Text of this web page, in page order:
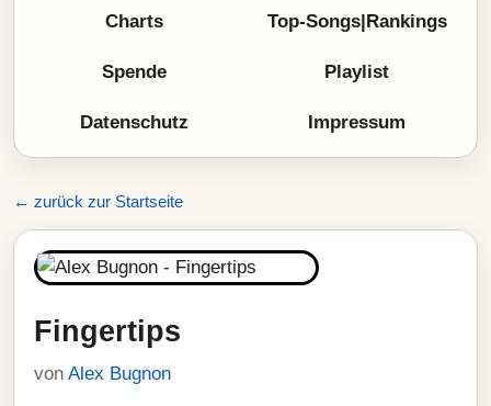
Charts Top-Songs|Rankings
Spende Playlist
Datenschutz Impressum
← zurück zur Startseite
Fingertips
von Alex Bugnon